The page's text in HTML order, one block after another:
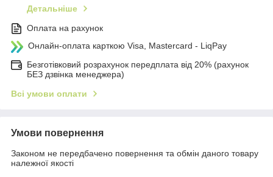
Детальніше
Оплата на рахунок
Онлайн-оплата карткою Visa, Mastercard - LiqPay
Безготівковий розрахунок передплата від 20% (рахунок
БЕЗ дзвінка менеджера)
Всі умови оплати
Умови повернення
Законом не передбачено повернення та обмін даного товару
належної якості